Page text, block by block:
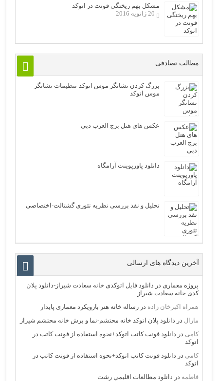
مشکل بهم ریختگی فونت در اتوکد
20 ژانویه 2016
مطالب تصادفی
بزرگ کردن نشانگر موس اتوکد-تنظیمات نشانگر
موس اتوکد
عکس های هتل برج العرب دبی
دانلود پاورپوینت آرامگاه
تحلیل و نقد بررسی نظریه تئوری گشتالت-اختصاصی
آخرین دیدگاه های ارسالی
پروژه معماری در دانلود فایل اتوکدی خانه سعادت شیراز-دانلود پلان
کدی خانه سعادت شیراز
همراه اکبرخان زاده دررساله خانه هنر بارویکرد معماری پایدار
مارال در دانلود پلان اتوکد خانه محتشم-نما و برش خانه محتشم شیراز
کامی در دانلود فونت کاتب اتوکد+نحوه استفاده از فونت کاتب در
اتوکد
کامی در دانلود فونت کاتب اتوکد+نحوه استفاده از فونت کاتب در
اتوکد
فاطمه در دانلود مطالعات اقليمي رشت